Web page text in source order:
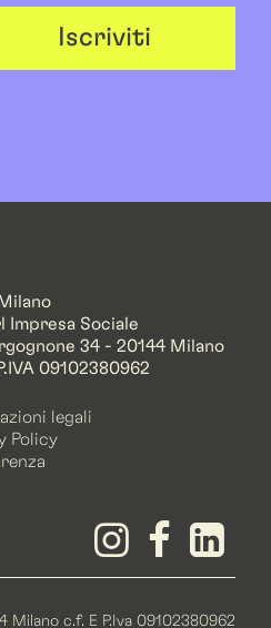
Iscriviti
Impresa Sociale
34 - 20144 Milano
09102380962
legali
Policy
c.f. E P.Iva 09102380962